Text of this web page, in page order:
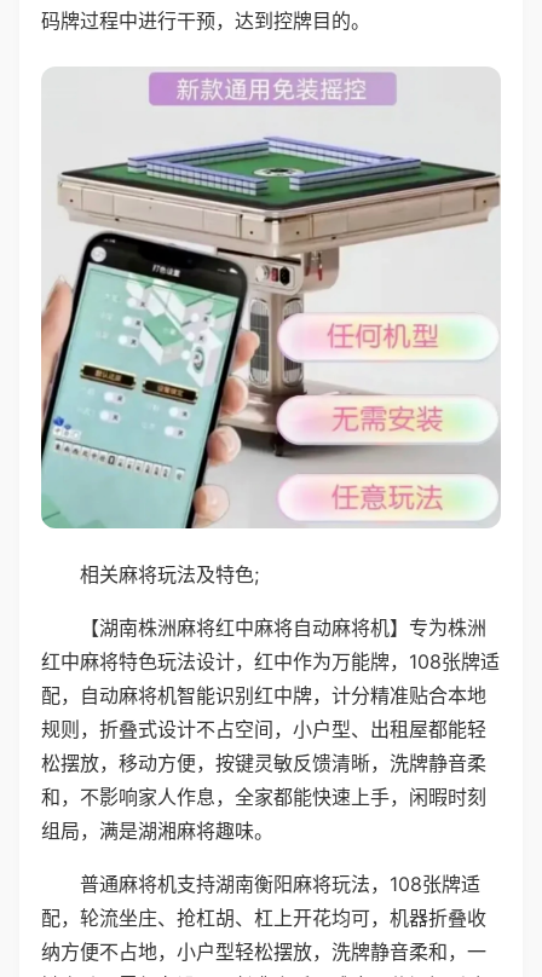
码牌过程中进行干预，达到控牌目的。
相关麻将玩法及特色;
【湖南株洲麻将红中麻将自动麻将机】专为株洲
红中麻将特色玩法设计，红中作为万能牌，108张牌适
配，自动麻将机智能识别红中牌，计分精准贴合本地
规则，折叠式设计不占空间，小户型、出租屋都能轻
松摆放，移动方便，按键灵敏反馈清晰，洗牌静音柔
和，不影响家人作息，全家都能快速上手，闲暇时刻
组局，满是湖湘麻将趣味。
普通麻将机支持湖南衡阳麻将玩法，108张牌适
配，轮流坐庄、抢杠胡、杠上开花均可，机器折叠收
纳方便不占地，小户型轻松摆放，洗牌静音柔和，一